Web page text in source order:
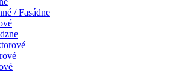
/ Fasádne